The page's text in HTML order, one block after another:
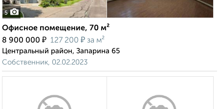
5
Офисное помещение, 70 м²
8 900 000 ₽ 127 200 ₽ за м²
Центральный район, Запарина 65
Собственник, 02.02.2023